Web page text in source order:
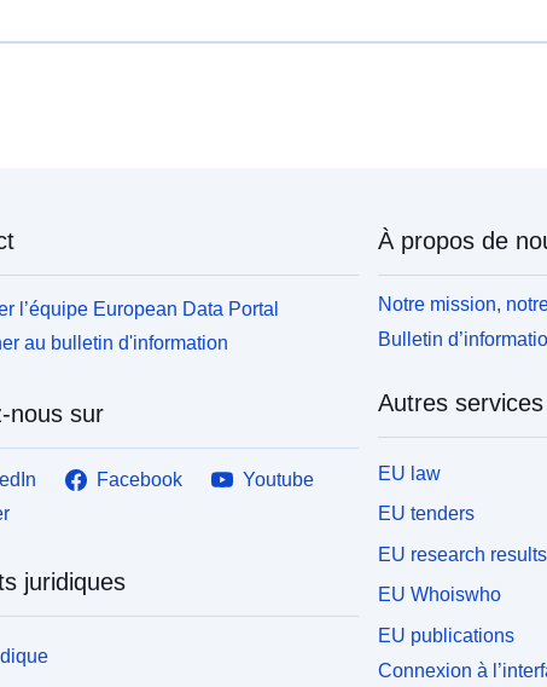
l’équipe European Data Portal
au bulletin d'information
nous sur
Facebook
Youtube
juridiques
À propos de
Notre mission,
Bulletin
Autres services
EU law
EU tenders
EU research results
EU Whoiswho
EU publications
Connexion à